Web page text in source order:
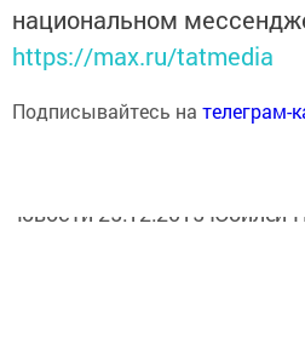
национальном
https://max.ru/tatmedia
Подписывайтесь на телеграм-